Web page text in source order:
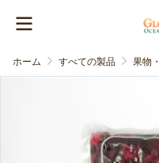
ホーム すべての製品 果物